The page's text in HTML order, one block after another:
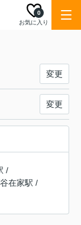
お気に入り
0
変更
変更
/
谷在家駅 /